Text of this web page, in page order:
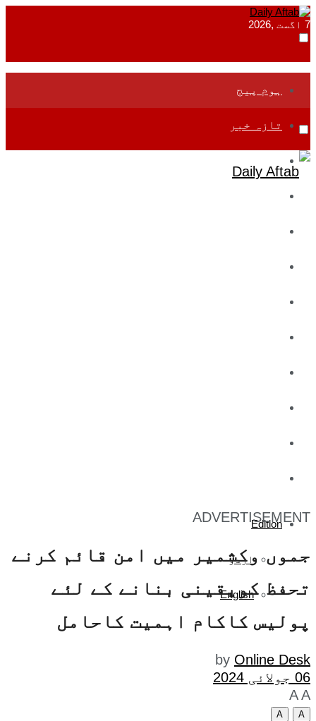
7 اگست ,2026
ہوم پیج
تازہ خبر
Edition
اردو
English
ADVERTISEMENT
جموں وکشمیر میں امن قائم کرنے
تحفظ کویقینی بنانے کے لئے
پولیس کاکام اہمیت کاحامل
by Online Desk
06 جولائی 2024
A A
A
A